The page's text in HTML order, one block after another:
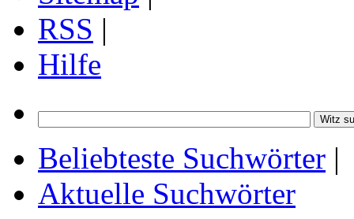
RSS |
Hilfe
Beliebteste Suchwörter |
Aktuelle Suchwörter